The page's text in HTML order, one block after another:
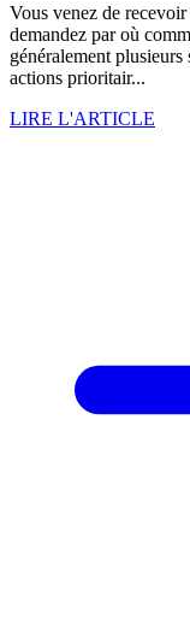
Vous venez de
demandez par où
généralement
actions prioritair...
LIRE L'ARTICLE